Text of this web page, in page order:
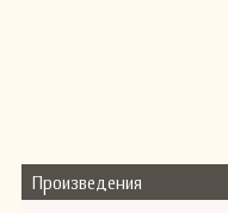
Произведения